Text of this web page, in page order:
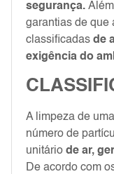
segurança.
garantias de que
classificadas de
exigência do
A limpeza de
número de
unitário de ar,
De acordo com